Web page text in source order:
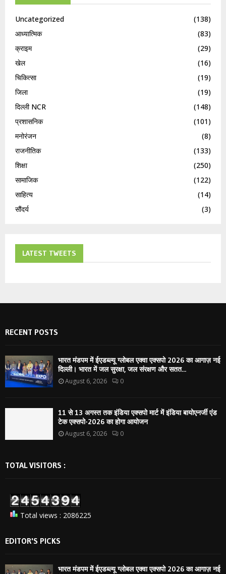
Uncategorized
(138)
आध्यात्मिक
(83)
क्राइम
(29)
खेल
(16)
चिकित्सा
(19)
जिला
(19)
दिल्ली NCR
(148)
प्रशासनिक
(101)
मनोरंजन
(8)
राजनीतिक
(133)
शिक्षा
(250)
सामाजिक
(122)
साहित्य
(14)
सौंदर्य
(3)
LATEST TWEETS
RECENT POSTS
भारत मंडपम में ईएडब्ल्यू ग्लोबल एक्वा एक्सपो 2026 का आगाज़ नई
दिल्ली। भारत में जल सुरक्षा, जल संरक्षण और सतत...
August 6, 2026 0
11 से 13 अगस्त तक इंडिया एक्सपो मार्ट में इंडिया बायोएनर्जी एंड
टेक एक्सपो-2026 का होगा आयोजन
August 6, 2026 0
TOTAL VISITORS :
Total views : 2086225
EDITOR'S PICKS
भारत मंडपम में ईएडब्ल्यू ग्लोबल एक्वा एक्सपो 2026 का आगाज़ नई